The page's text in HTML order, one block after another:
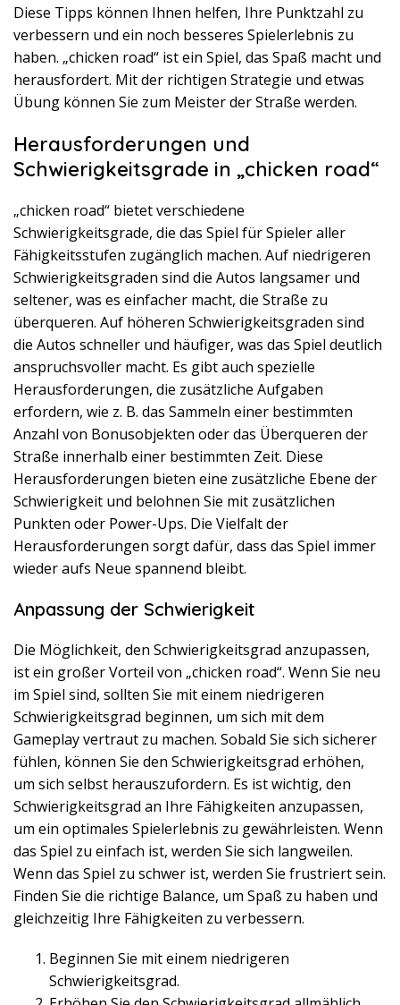
Diese Tipps können Ihnen helfen, Ihre Punktzahl zu
verbessern und ein noch besseres Spielerlebnis zu
haben. „chicken road“ ist ein Spiel, das Spaß macht und
herausfordert. Mit der richtigen Strategie und etwas
Übung können Sie zum Meister der Straße werden.
Herausforderungen und
Schwierigkeitsgrade in „chicken road“
„chicken road“ bietet verschiedene
Schwierigkeitsgrade, die das Spiel für Spieler aller
Fähigkeitsstufen zugänglich machen. Auf niedrigeren
Schwierigkeitsgraden sind die Autos langsamer und
seltener, was es einfacher macht, die Straße zu
überqueren. Auf höheren Schwierigkeitsgraden sind
die Autos schneller und häufiger, was das Spiel deutlich
anspruchsvoller macht. Es gibt auch spezielle
Herausforderungen, die zusätzliche Aufgaben
erfordern, wie z. B. das Sammeln einer bestimmten
Anzahl von Bonusobjekten oder das Überqueren der
Straße innerhalb einer bestimmten Zeit. Diese
Herausforderungen bieten eine zusätzliche Ebene der
Schwierigkeit und belohnen Sie mit zusätzlichen
Punkten oder Power-Ups. Die Vielfalt der
Herausforderungen sorgt dafür, dass das Spiel immer
wieder aufs Neue spannend bleibt.
Anpassung der Schwierigkeit
Die Möglichkeit, den Schwierigkeitsgrad anzupassen,
ist ein großer Vorteil von „chicken road“. Wenn Sie neu
im Spiel sind, sollten Sie mit einem niedrigeren
Schwierigkeitsgrad beginnen, um sich mit dem
Gameplay vertraut zu machen. Sobald Sie sich sicherer
fühlen, können Sie den Schwierigkeitsgrad erhöhen,
um sich selbst herauszufordern. Es ist wichtig, den
Schwierigkeitsgrad an Ihre Fähigkeiten anzupassen,
um ein optimales Spielerlebnis zu gewährleisten. Wenn
das Spiel zu einfach ist, werden Sie sich langweilen.
Wenn das Spiel zu schwer ist, werden Sie frustriert sein.
Finden Sie die richtige Balance, um Spaß zu haben und
gleichzeitig Ihre Fähigkeiten zu verbessern.
Beginnen Sie mit einem niedrigeren
Schwierigkeitsgrad.